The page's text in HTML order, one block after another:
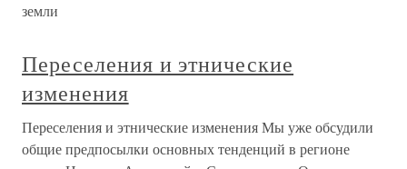
земли
Переселения и этнические
изменения
Переселения и этнические изменения Мы уже обсудили
общие предпосылки основных тенденций в регионе